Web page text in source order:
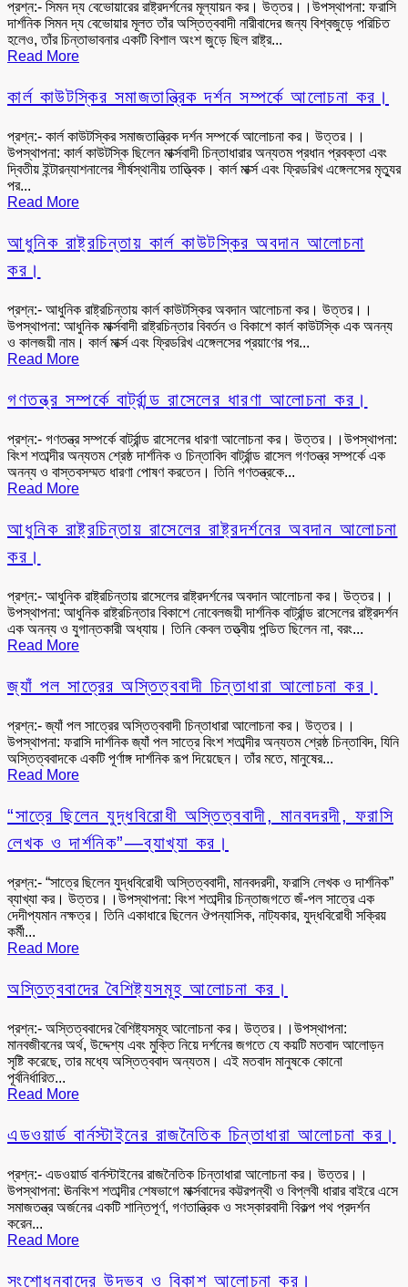
প্রশ্ন:- সিমন দ্য বেভোয়ারের রাষ্ট্রদর্শনের মূল্যায়ন কর। উত্তর।।উপস্থাপনা: ফরাসি
দার্শনিক সিমন দ্য বেভোয়ার মূলত তাঁর অস্তিত্ববাদী নারীবাদের জন্য বিশ্বজুড়ে পরিচিত
হলেও, তাঁর চিন্তাভাবনার একটি বিশাল অংশ জুড়ে ছিল রাষ্ট্র...
Read More
কার্ল কাউটস্কির সমাজতান্ত্রিক দর্শন সম্পর্কে আলোচনা কর।
প্রশ্ন:- কার্ল কাউটস্কির সমাজতান্ত্রিক দর্শন সম্পর্কে আলোচনা কর। উত্তর।।
উপস্থাপনা: কার্ল কাউটস্কি ছিলেন মার্ক্সবাদী চিন্তাধারার অন্যতম প্রধান প্রবক্তা এবং
দ্বিতীয় ইন্টারন্যাশনালের শীর্ষস্থানীয় তাত্ত্বিক। কার্ল মার্ক্স এবং ফ্রিডরিখ এঙ্গেলসের মৃত্যুর
পর...
Read More
আধুনিক রাষ্ট্রচিন্তায় কার্ল কাউটস্কির অবদান আলোচনা
কর।
প্রশ্ন:- আধুনিক রাষ্ট্রচিন্তায় কার্ল কাউটস্কির অবদান আলোচনা কর। উত্তর।।
উপস্থাপনা: আধুনিক মার্ক্সবাদী রাষ্ট্রচিন্তার বিবর্তন ও বিকাশে কার্ল কাউটস্কি এক অনন্য
ও কালজয়ী নাম। কার্ল মার্ক্স এবং ফ্রিডরিখ এঙ্গেলসের প্রয়াণের পর...
Read More
গণতন্ত্র সম্পর্কে বার্ট্রান্ড রাসেলের ধারণা আলোচনা কর।
প্রশ্ন:- গণতন্ত্র সম্পর্কে বার্ট্রান্ড রাসেলের ধারণা আলোচনা কর। উত্তর।।উপস্থাপনা:
বিংশ শতাব্দীর অন্যতম শ্রেষ্ঠ দার্শনিক ও চিন্তাবিদ বার্ট্রান্ড রাসেল গণতন্ত্র সম্পর্কে এক
অনন্য ও বাস্তবসম্মত ধারণা পোষণ করতেন। তিনি গণতন্ত্রকে...
Read More
আধুনিক রাষ্ট্রচিন্তায় রাসেলের রাষ্ট্রদর্শনের অবদান আলোচনা
কর।
প্রশ্ন:- আধুনিক রাষ্ট্রচিন্তায় রাসেলের রাষ্ট্রদর্শনের অবদান আলোচনা কর। উত্তর।।
উপস্থাপনা: আধুনিক রাষ্ট্রচিন্তার বিকাশে নোবেলজয়ী দার্শনিক বার্ট্রান্ড রাসেলের রাষ্ট্রদর্শন
এক অনন্য ও যুগান্তকারী অধ্যায়। তিনি কেবল তত্ত্বীয় পন্ডিত ছিলেন না, বরং...
Read More
জ্যাঁ পল সাত্রের অস্তিত্ববাদী চিন্তাধারা আলোচনা কর।
প্রশ্ন:- জ্যাঁ পল সাত্রের অস্তিত্ববাদী চিন্তাধারা আলোচনা কর। উত্তর।।
উপস্থাপনা: ফরাসি দার্শনিক জ্যাঁ পল সাত্রে বিংশ শতাব্দীর অন্যতম শ্রেষ্ঠ চিন্তাবিদ, যিনি
অস্তিত্ববাদকে একটি পূর্ণাঙ্গ দার্শনিক রূপ দিয়েছেন। তাঁর মতে, মানুষের...
Read More
“সাত্রে ছিলেন যুদ্ধবিরোধী অস্তিত্ববাদী, মানবদরদী, ফরাসি
লেখক ও দার্শনিক”—ব্যাখ্যা কর।
প্রশ্ন:- “সাত্রে ছিলেন যুদ্ধবিরোধী অস্তিত্ববাদী, মানবদরদী, ফরাসি লেখক ও দার্শনিক”
ব্যাখ্যা কর। উত্তর।।উপস্থাপনা: বিংশ শতাব্দীর চিন্তাজগতে জঁ-পল সাত্রে এক
দেদীপ্যমান নক্ষত্র। তিনি একাধারে ছিলেন ঔপন্যাসিক, নাট্যকার, যুদ্ধবিরোধী সক্রিয়
কর্মী...
Read More
অস্তিত্ববাদের বৈশিষ্ট্যসমূহ আলোচনা কর।
প্রশ্ন:- অস্তিত্ববাদের বৈশিষ্ট্যসমূহ আলোচনা কর। উত্তর।।উপস্থাপনা:
মানবজীবনের অর্থ, উদ্দেশ্য এবং মুক্তি নিয়ে দর্শনের জগতে যে কয়টি মতবাদ আলোড়ন
সৃষ্টি করেছে, তার মধ্যে অস্তিত্ববাদ অন্যতম। এই মতবাদ মানুষকে কোনো
পূর্বনির্ধারিত...
Read More
এডওয়ার্ড বার্নস্টাইনের রাজনৈতিক চিন্তাধারা আলোচনা কর।
প্রশ্ন:- এডওয়ার্ড বার্নস্টাইনের রাজনৈতিক চিন্তাধারা আলোচনা কর। উত্তর।।
উপস্থাপনা: ঊনবিংশ শতাব্দীর শেষভাগে মার্ক্সবাদের কট্টরপন্থী ও বিপ্লবী ধারার বাইরে এসে
সমাজতন্ত্র অর্জনের একটি শান্তিপূর্ণ, গণতান্ত্রিক ও সংস্কারবাদী বিকল্প পথ প্রদর্শন
করেন...
Read More
সংশোধনবাদের উদ্ভব ও বিকাশ আলোচনা কর।